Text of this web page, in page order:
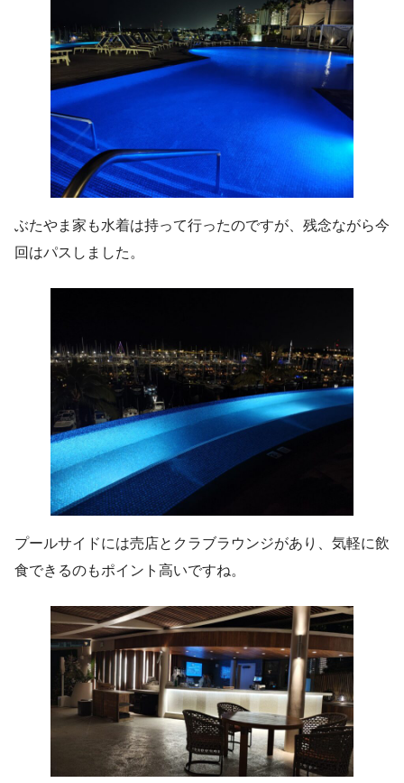
ぶたやま家も水着は持って行ったのですが、残念ながら今
回はパスしました。
プールサイドには売店とクラブラウンジがあり、気軽に飲
食できるのもポイント高いですね。